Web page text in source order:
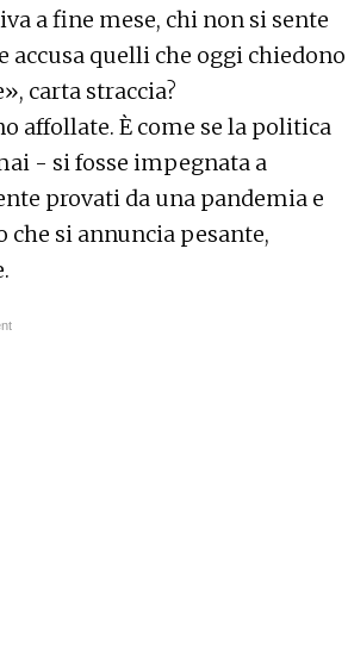
a fine mese, chi non si sente
quelli che oggi chiedono
carta straccia?
affollate. È come se la politica
- si fosse impegnata a
provati da una pandemia e
che si annuncia pesante,